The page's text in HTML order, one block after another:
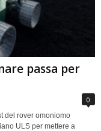
passa per
0
del rover omoniomo
ULS per mettere a